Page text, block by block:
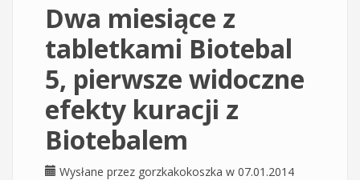
Dwa miesiące z
tabletkami Biotebal
5, pierwsze widoczne
efekty kuracji z
Biotebalem
Wysłane przez gorzkakokoszka w 07.01.2014